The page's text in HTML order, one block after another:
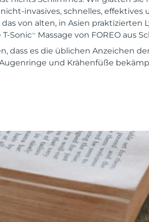
invasives, schnelles, effektives
von alten, in Asien
SonicTM
Massage von FOREO aus
dass es die üblichen Anzeichen
und Krähenfüße